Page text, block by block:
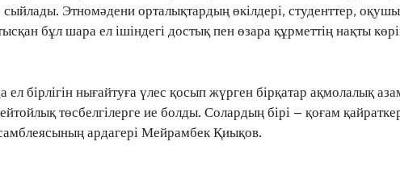
Этномәдени орталықтардың өкілдері, студенттер,
бұл шара ел ішіндегі достық пен өзара құрметтің нақты
бірлігін нығайтуға үлес қосып жүрген бірқатар ақмолалық
төсбелгілерге ие болды. Солардың бірі – қоғам
ардагері Мейрамбек Қиықов.